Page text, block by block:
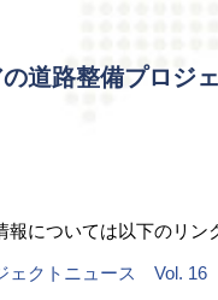
道路整備プロジ
報については以下のリン
ェクトニュース Vol. 16